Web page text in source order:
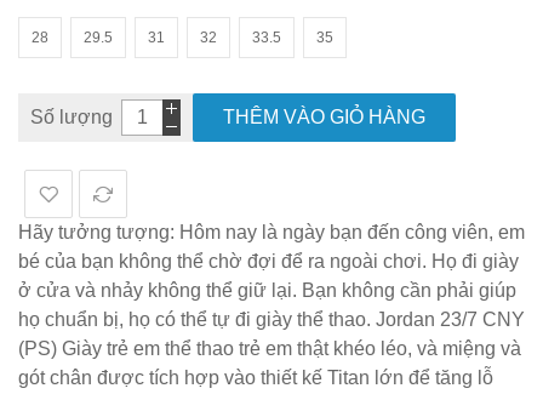
28 29.5 31 32 33.5 35
Số lượng THÊM VÀO GIỎ HÀNG
Hãy tưởng tượng: Hôm nay là ngày bạn đến công viên, em
bé của bạn không thể chờ đợi để ra ngoài chơi. Họ đi giày
ở cửa và nhảy không thể giữ lại. Bạn không cần phải giúp
họ chuẩn bị, họ có thể tự đi giày thể thao. Jordan 23/7 CNY
(PS) Giày trẻ em thể thao trẻ em thật khéo léo, và miệng và
gót chân được tích hợp vào thiết kế Titan lớn để tăng lỗ